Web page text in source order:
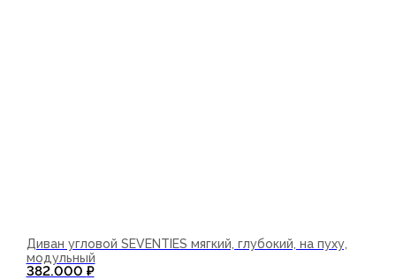
Диван угловой SEVENTIES мягкий, глубокий, на пуху,
модульный
382.000 ₽